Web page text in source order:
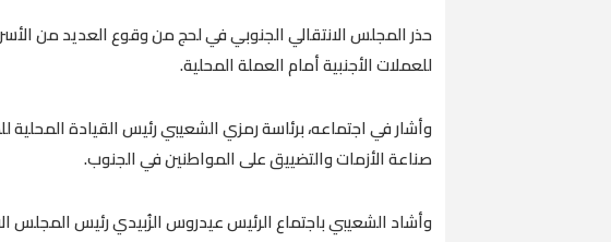
حذر المجلس الانتقالي الجنوبي في لحج من وقوع العديد من الأسر
للعملات الأجنبية أمام العملة المحلية.
وأشار في اجتماعه، برئاسة رمزي الشعيبي رئيس القيادة المحلية
صناعة الأزمات والتضييق على المواطنين في الجنوب.
وأشاد الشعيبي باجتماع الرئيس عيدروس الزُبيدي رئيس المجلس